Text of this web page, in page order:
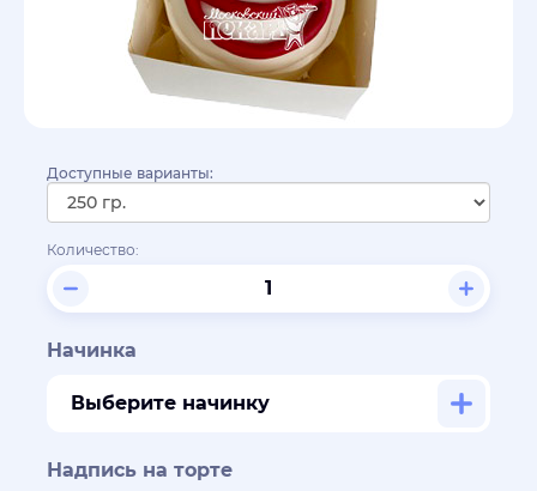
Доступные варианты:
Количество:
Начинка
Выберите начинку
Надпись на торте